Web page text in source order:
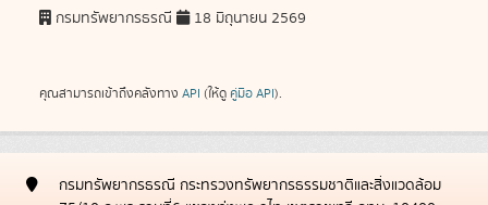
กรมทรัพยากรธรณี 18 มิถุนายน 2569
คุณสามารถเข้าถึงคลังทาง API (ให้ดู คู่มือ API).
กรมทรัพยากรธรณี กระทรวงทรัพยากรธรรมชาติและสิ่งแวดล้อม